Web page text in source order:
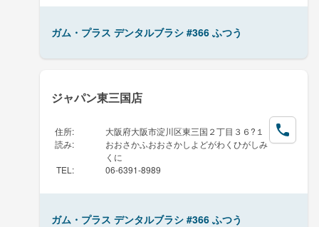
ガム・プラス デンタルブラシ #366 ふつう
ジャパン東三国店
住所:
大阪府大阪市淀川区東三国２丁目３６?１
読み:
おおさかふおおさかしよどがわくひがしみ
くに
TEL : 06-6391-8989
ガム・プラス デンタルブラシ #366 ふつう